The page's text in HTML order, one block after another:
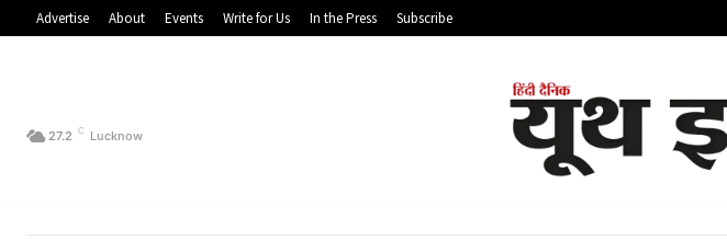
Advertise About Events Write for Us In the Press Subscribe
27.2 C Lucknow